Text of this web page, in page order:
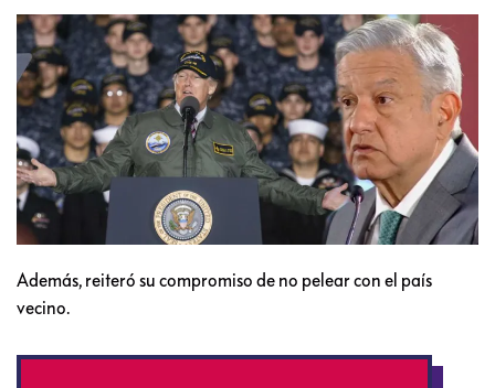
Además, reiteró su compromiso de no pelear con el país
vecino.